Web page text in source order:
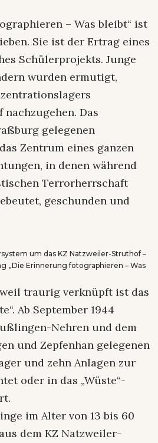
– Was bleibt“ ist
Sie ist der Ertrag eines
Schülerprojekts. Junge
wurden ermutigt,
Das
gelegenen
Zentrum eines ganzen
in denen während
Terrorherrschaft
geschunden und
um das KZ Natzweiler-Struthof –
„Die Erinnerung fotographieren – Was
traurig verknüpft ist das
Ab September 1944
Nehren und dem
und Zepfenhan gelegenen
und zehn Anlagen zur
oder in das „Wüste“-
im Alter von 13 bis 60
dem KZ Natzweiler-